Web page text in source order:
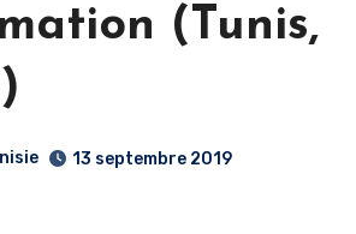
(Tunis,
13 septembre 2019